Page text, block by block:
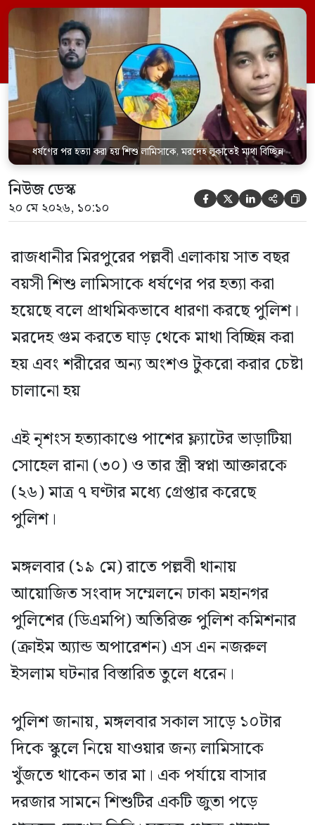
চালানো হয় এই নৃশংস হত্যাকাণ্ডে পাশের ফ্ল্যাটের
ভাড়াটিয়া সোহেল রানা (৩০) ও তার স্ত্রী স্বপ্না
আক্তারকে (২৬) মাত্র ৭ ঘণ্টার […]
ধর্ষণের পর হত্যা করা হয় শিশু লামিসাকে, মরদেহ লুকাতেই মাথা বিচ্ছিন্ন
নিউজ ডেস্ক
২০ মে ২০২৬, ১০:১০     
রাজধানীর মিরপুরের পল্লবী এলাকায় সাত বছর
বয়সী শিশু লামিসাকে ধর্ষণের পর হত্যা করা
হয়েছে বলে প্রাথমিকভাবে ধারণা করছে পুলিশ।
মরদেহ গুম করতে ঘাড় থেকে মাথা বিচ্ছিন্ন করা
হয় এবং শরীরের অন্য অংশও টুকরো করার চেষ্টা
চালানো হয়
এই নৃশংস হত্যাকাণ্ডে পাশের ফ্ল্যাটের ভাড়াটিয়া
সোহেল রানা (৩০) ও তার স্ত্রী স্বপ্না আক্তারকে
(২৬) মাত্র ৭ ঘণ্টার মধ্যে গ্রেপ্তার করেছে
পুলিশ।
মঙ্গলবার (১৯ মে) রাতে পল্লবী থানায়
আয়োজিত সংবাদ সম্মেলনে ঢাকা মহানগর
পুলিশের (ডিএমপি) অতিরিক্ত পুলিশ কমিশনার
(ক্রাইম অ্যান্ড অপারেশন) এস এন নজরুল
ইসলাম ঘটনার বিস্তারিত তুলে ধরেন।
পুলিশ জানায়, মঙ্গলবার সকাল সাড়ে ১০টার
দিকে স্কুলে নিয়ে যাওয়ার জন্য লামিসাকে
খুঁজতে থাকেন তার মা। এক পর্যায়ে বাসার
দরজার সামনে শিশুটির একটি জুতা পড়ে